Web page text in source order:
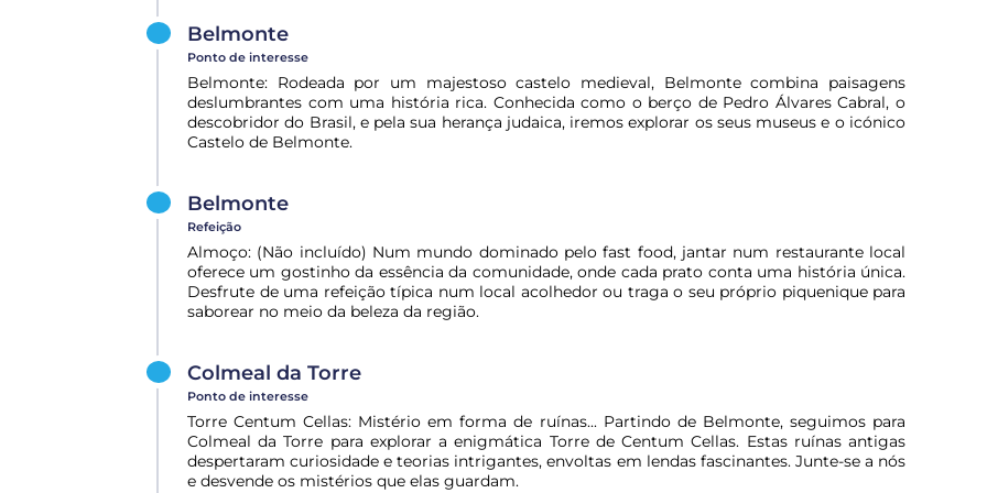
Belmonte
Ponto de interesse
Belmonte: Rodeada por um majestoso castelo medieval, Belmonte combina paisagens
deslumbrantes com uma história rica. Conhecida como o berço de Pedro Álvares Cabral, o
descobridor do Brasil, e pela sua herança judaica, iremos explorar os seus museus e o icónico
Castelo de Belmonte.
Belmonte
Refeição
Almoço: (Não incluído) Num mundo dominado pelo fast food, jantar num restaurante local
oferece um gostinho da essência da comunidade, onde cada prato conta uma história única.
Desfrute de uma refeição típica num local acolhedor ou traga o seu próprio piquenique para
saborear no meio da beleza da região.
Colmeal da Torre
Ponto de interesse
Torre Centum Cellas: Mistério em forma de ruínas... Partindo de Belmonte, seguimos para
Colmeal da Torre para explorar a enigmática Torre de Centum Cellas. Estas ruínas antigas
despertaram curiosidade e teorias intrigantes, envoltas em lendas fascinantes. Junte-se a nós
e desvende os mistérios que elas guardam.